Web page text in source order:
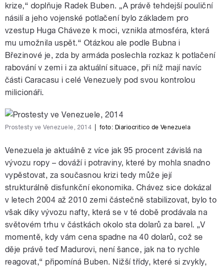
krize,“ doplňuje Radek Buben. „A právě tehdejší pouliční
násilí a jeho vojenské potlačení bylo základem pro
vzestup Huga Cháveze k moci, vznikla atmosféra, která
mu umožnila uspět.“ Otázkou ale podle Bubna i
Březinové je, zda by armáda poslechla rozkaz k potlačení
rabování v zemi i za aktuální situace, při níž mají navíc
části Caracasu i celé Venezuely pod svou kontrolou
milicionáři.
Prostesty ve Venezuele, 2014 foto: Diariocritico de Venezuela
Venezuela je aktuálně z více jak 95 procent závislá na
vývozu ropy – dováží i potraviny, které by mohla snadno
vypěstovat, za současnou krizi tedy může její
strukturálně disfunkční ekonomika. Chávez sice dokázal
v letech 2004 až 2010 zemi částečně stabilizovat, bylo to
však díky vývozu nafty, která se v té době prodávala na
světovém trhu v částkách okolo sta dolarů za barel. „V
momentě, kdy vám cena spadne na 40 dolarů, což se
děje právě teď Madurovi, není šance, jak na to rychle
reagovat,“ připomíná Buben. Nižší třídy, které si zvykly,